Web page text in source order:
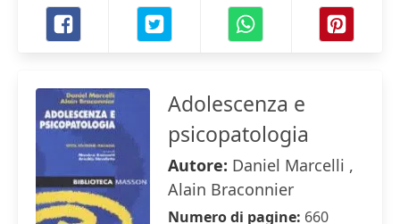
Adolescenza e
psicopatologia
Autore: Daniel Marcelli ,
Alain Braconnier
Numero di pagine: 660